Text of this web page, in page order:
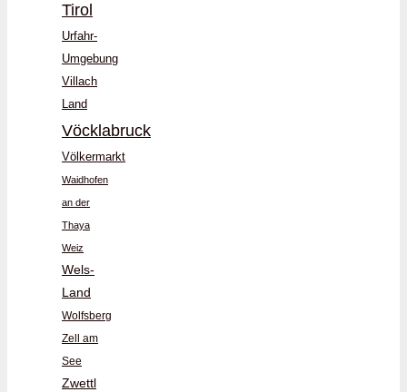
Tirol
Urfahr-
Umgebung
Villach
Land
Vöcklabruck
Völkermarkt
Waidhofen
an der
Thaya
Weiz
Wels-
Land
Wolfsberg
Zell am
See
Zwettl